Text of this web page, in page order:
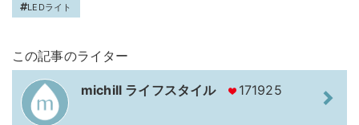
LEDライト
この記事のライター
michill ライフスタイル 171925